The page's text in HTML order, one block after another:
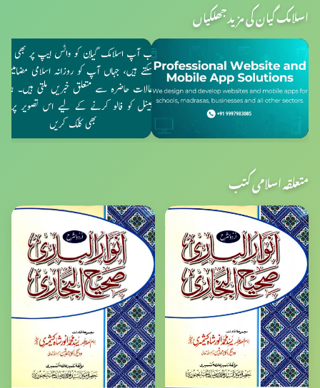
اسلامک گیان کی مزید جھلکیاں
متعلقہ اسلامی کتب